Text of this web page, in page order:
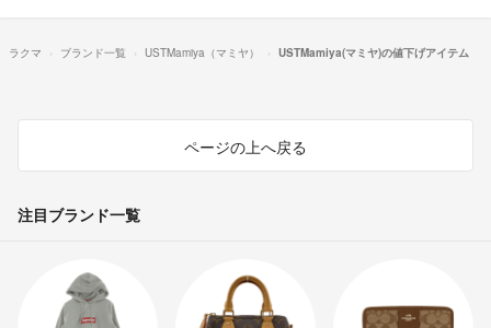
ラクマ ブランド一覧 USTMamiya（マミヤ） USTMamiya(マミヤ)の値下げアイテム
ページの上へ戻る
注目ブランド一覧